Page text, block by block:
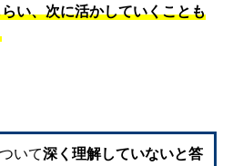
い、次に活かしていくことも
いて深く理解していないと答